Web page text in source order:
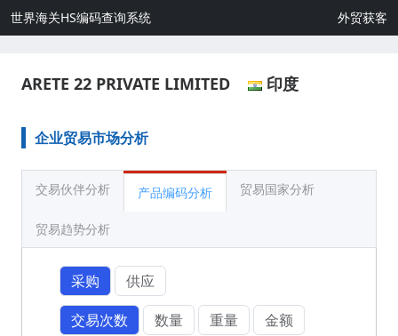
世界海关HS编码查询系统 外贸获客
ARETE 22 PRIVATE LIMITED 印度
企业贸易市场分析
交易伙伴分析 产品编码分析 贸易国家分析
贸易趋势分析
采购
供应
交易次数
数量 重量 金额